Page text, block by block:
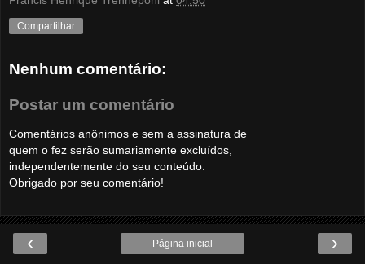
Compartilhar
Nenhum comentário:
Postar um comentário
Comentários anônimos e sem a assinatura de
quem o fez serão sumariamente excluídos,
independentemente do seu conteúdo.
Obrigado por seu comentário!
‹ ›
Página inicial